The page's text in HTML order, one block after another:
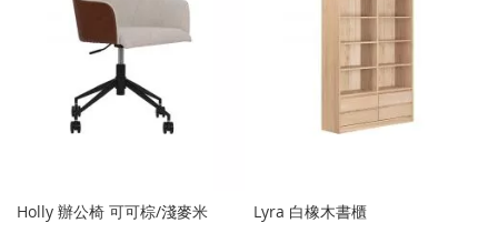
Holly 辦公椅 可可棕/淺麥米 Lyra 白橡木書櫃